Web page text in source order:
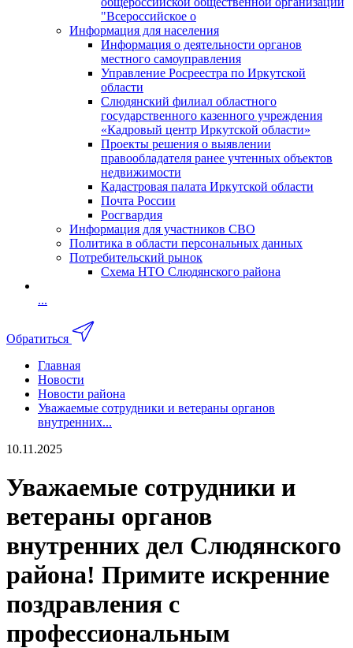
"Всероссийское о
Информация для населения
Информация о деятельности органов
местного самоуправления
Управление Росреестра по Иркутской
области
Слюдянский филиал областного
государственного казенного учреждения
«Кадровый центр Иркутской области»
Проекты решения о выявлении
правообладателя ранее учтенных объектов
недвижимости
Кадастровая палата Иркутской области
Почта России
Росгвардия
Информация для участников СВО
Политика в области персональных данных
Потребительский рынок
Схема НТО Слюдянского района
...
Обратиться
Главная
Новости
Новости района
Уважаемые сотрудники и ветераны органов
внутренних...
10.11.2025
Уважаемые сотрудники и
ветераны органов
внутренних дел Слюдянского
района! Примите искренние
поздравления с
профессиональным